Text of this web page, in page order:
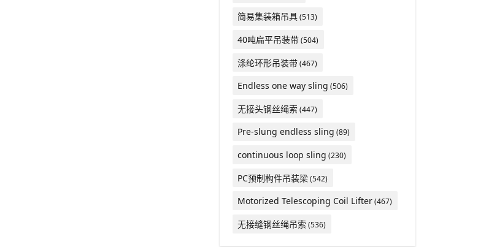
简易集装箱吊具(513)
40吨扁平吊装带(504)
涤纶环形吊装带(467)
Endless one way sling (506)
无接头钢丝绳索(447)
Pre-slung endless sling (89)
continuous loop sling (230)
PC预制构件吊装梁(542)
Motorized Telescoping Coil Lifter(467)
无接缝钢丝绳吊索(536)